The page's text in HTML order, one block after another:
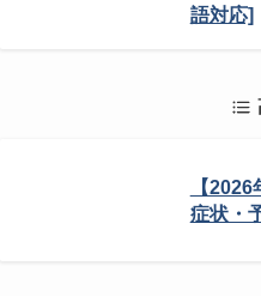
語対応]
【
症状・